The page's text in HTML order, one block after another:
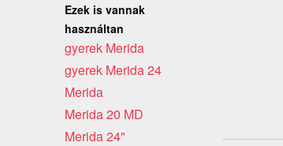
Ezek is vannak
használtan
gyerek Merida
gyerek Merida 24
Merida
Merida 20 MD
Merida 24"